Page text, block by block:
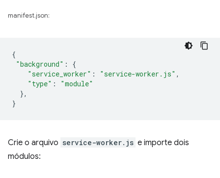
manifest.json:
{
"background" :
{
"service_worker" : "service-worker.js" ,
"type" :
"module"
},
}
Crie o arquivo service-worker.js e importe dois
módulos: